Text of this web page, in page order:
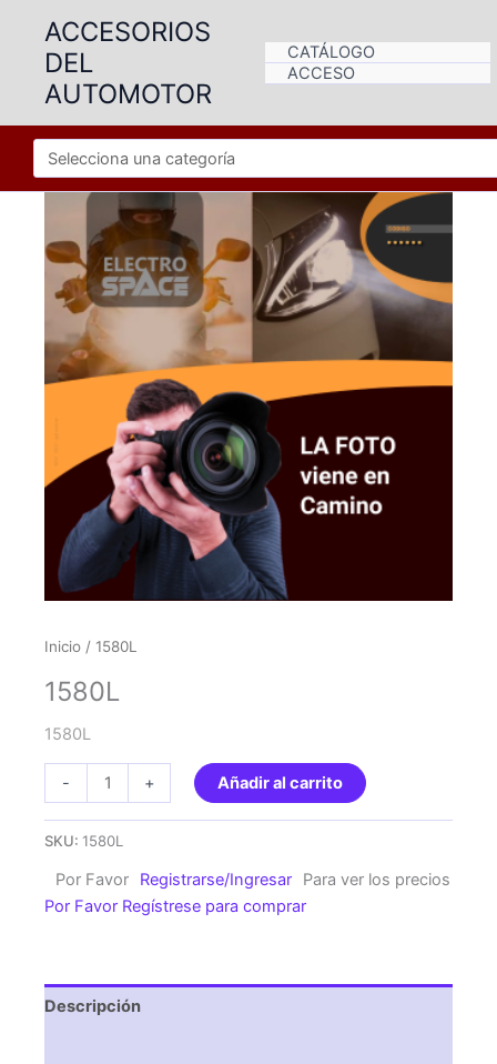
contenido
ACCESORIOS
DEL
AUTOMOTOR
CATÁLOGO
ACCESO
Inicio / 1580L
1580L
1580L
-
cantidad
+ Añadir al carrito
SKU: 1580L
Por Favor Registrarse/Ingresar
Para ver los precios
Por Favor Regístrese para comprar
Descripción